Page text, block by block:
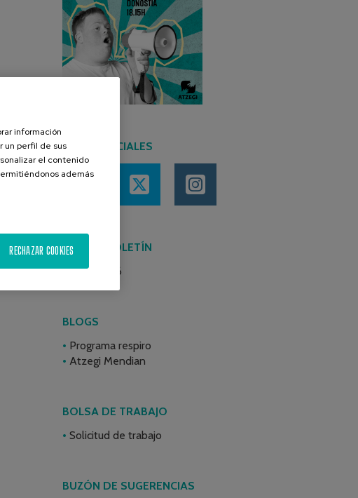
REDES SOCIALES
ÚLTIMO BOLETÍN
Junio 2026
BLOGS
Programa respiro
Atzegi Mendian
BOLSA DE TRABAJO
Solicitud de trabajo
BUZÓN DE SUGERENCIAS
información
un perfil de sus
el contenido
además
RECHAZAR COOKIES